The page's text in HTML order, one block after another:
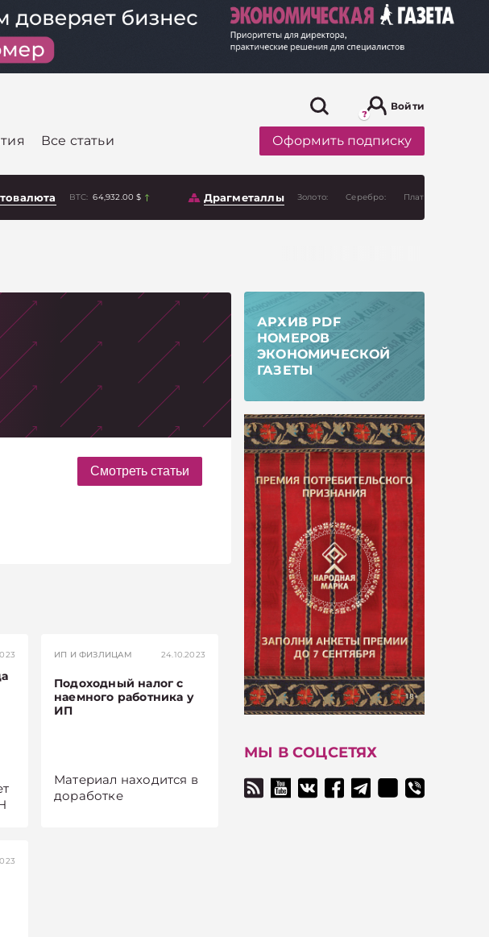
Войти
Все статьи Оформить подписку
BTC: 64,932.00 $ Драгметаллы Золото: Серебро: Платина:
Смотреть статьи
ИП И ФИЗЛИЦАМ 24.10.2023
Подоходный налог с
наемного работника у
ИП
Материал находится в
доработке
АРХИВ PDF
НОМЕРОВ
ЭКОНОМИЧЕСКОЙ
ГАЗЕТЫ
МЫ В СОЦСЕТЯХ